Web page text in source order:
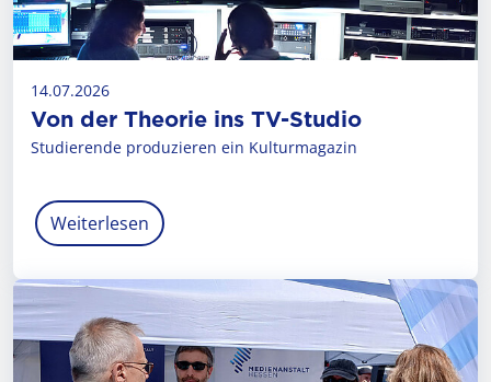
14.07.2026
Von der Theorie ins TV-Studio
Studierende produzieren ein Kulturmagazin
Weiterlesen